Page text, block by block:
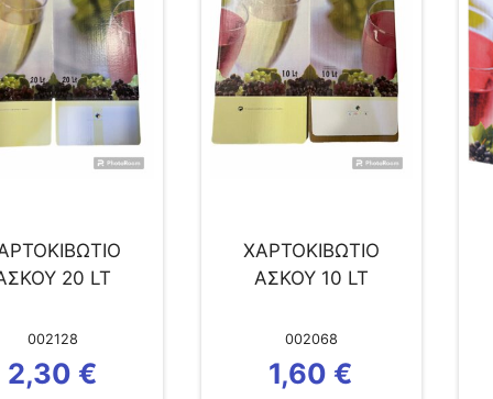
20 LT
002128
2,30 €
ΧΑΡΤΟΚΙΒΩΤΙΟ
ΑΣΚΟΥ 10 LT
002068
1,60 €